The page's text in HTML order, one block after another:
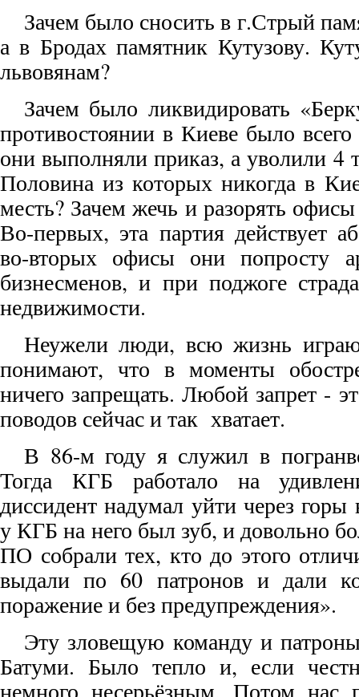
Зачем было сносить в г.Стрый
а в Бродах памятник Кутузову.
львовянам?
Зачем было ликвидировать
противостоянии в Киеве было
они выполняли приказ, а уволили 4
Половина из которых никогда в
месть? Зачем жечь и разорять
Во-первых, эта партия действует
во-вторых офисы они попросту
бизнесменов, и при поджоге
недвижимости.
Неужели люди, всю жизнь
понимают, что в моменты
ничего запрещать. Любой запрет -
поводов сейчас и так хватает.
В 86-м году я служил в
Тогда КГБ работало на
диссидент надумал уйти через
у КГБ на него был зуб, и довольно
ПО собрали тех, кто до этого
выдали по 60 патронов и дали
поражение и без предупреждения».
Эту зловещую команду и
Батуми. Было тепло и, если
немного несерьёзным. Потом нас